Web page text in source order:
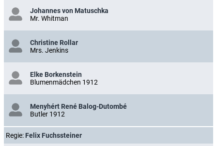
Johannes von Matuschka
Mr. Whitman
Christine Rollar
Mrs. Jenkins
Elke Borkenstein
Blumenmädchen 1912
Menyhért René Balog-Dutombé
Butler 1912
Regie: Felix Fuchssteiner